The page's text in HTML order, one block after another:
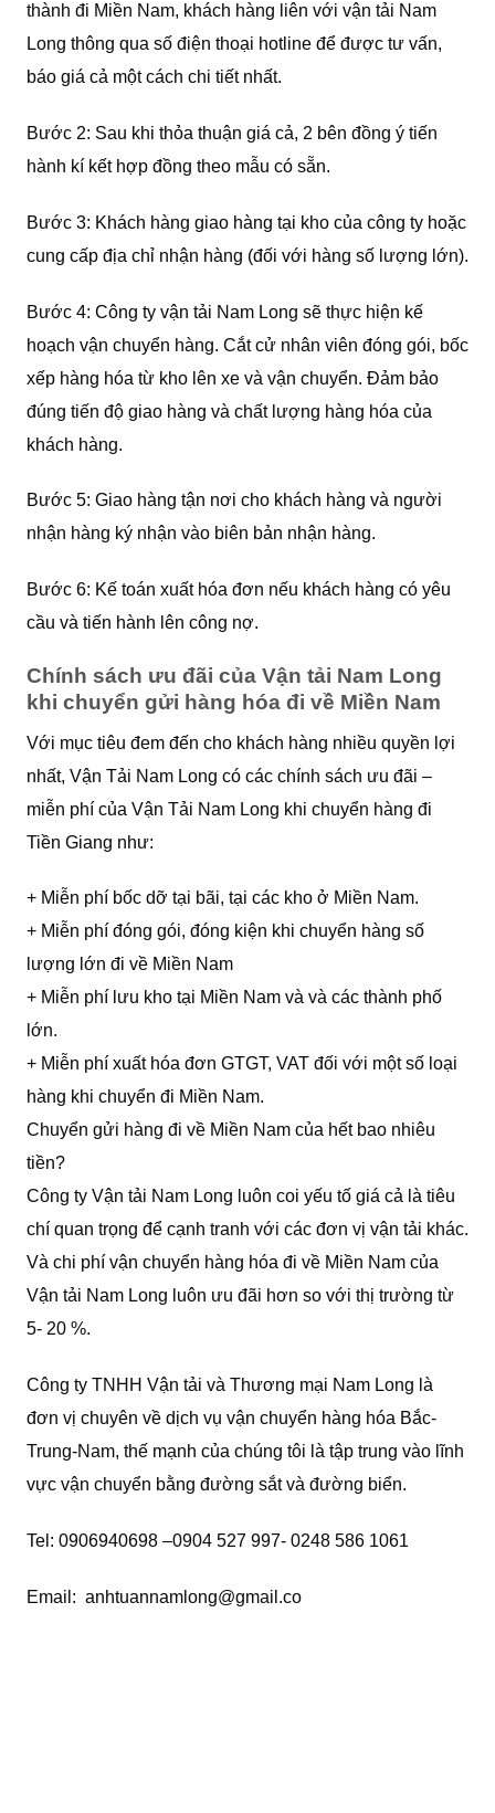
thành đi Miền Nam, khách hàng liên với vận tải Nam
Long thông qua số điện thoại hotline để được tư vấn,
báo giá cả một cách chi tiết nhất.
Bước 2: Sau khi thỏa thuận giá cả, 2 bên đồng ý tiến
hành kí kết hợp đồng theo mẫu có sẵn.
Bước 3: Khách hàng giao hàng tại kho của công ty hoặc
cung cấp địa chỉ nhận hàng (đối với hàng số lượng lớn).
Bước 4: Công ty vận tải Nam Long sẽ thực hiện kế
hoạch vận chuyển hàng. Cắt cử nhân viên đóng gói, bốc
xếp hàng hóa từ kho lên xe và vận chuyển. Đảm bảo
đúng tiến độ giao hàng và chất lượng hàng hóa của
khách hàng.
Bước 5: Giao hàng tận nơi cho khách hàng và người
nhận hàng ký nhận vào biên bản nhận hàng.
Bước 6: Kế toán xuất hóa đơn nếu khách hàng có yêu
cầu và tiến hành lên công nợ.
Chính sách ưu đãi của Vận tải Nam Long
khi chuyển gửi hàng hóa đi về Miền Nam
Với mục tiêu đem đến cho khách hàng nhiều quyền lợi
nhất, Vận Tải Nam Long có các chính sách ưu đãi –
miễn phí của Vận Tải Nam Long khi chuyển hàng đi
Tiền Giang như:
+ Miễn phí bốc dỡ tại bãi, tại các kho ở Miền Nam.
+ Miễn phí đóng gói, đóng kiện khi chuyển hàng số
lượng lớn đi về Miền Nam
+ Miễn phí lưu kho tại Miền Nam và và các thành phố
lớn.
+ Miễn phí xuất hóa đơn GTGT, VAT đối với một số loại
hàng khi chuyển đi Miền Nam.
Chuyển gửi hàng đi về Miền Nam của hết bao nhiêu
tiền?
Công ty Vận tải Nam Long luôn coi yếu tố giá cả là tiêu
chí quan trọng để cạnh tranh với các đơn vị vận tải khác.
Và chi phí vận chuyển hàng hóa đi về Miền Nam của
Vận tải Nam Long luôn ưu đãi hơn so với thị trường từ
5- 20 %.
Công ty TNHH Vận tải và Thương mại Nam Long là
đơn vị chuyên về dịch vụ vận chuyển hàng hóa Bắc-
Trung-Nam, thế mạnh của chúng tôi là tập trung vào lĩnh
vực vận chuyển bằng đường sắt và đường biển.
Tel: 0906940698 –0904 527 997- 0248 586 1061
Email: anhtuannamlong@gmail.co